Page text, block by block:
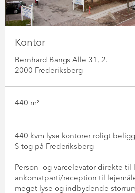
Kontor
Bernhard Bangs Alle 31, 2.
2000 Frederiksberg
440 m²
440 kvm lyse kontorer roligt
S-tog på Frederiksberg
Person- og vareelevator direkte til
ankomstparti/reception til
meget lyse og indbydende